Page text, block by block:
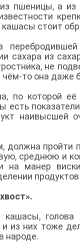
пшеницы, а из
стоит
сахара из
не
то она даже
по которой
есть
наивысшей
пройти
среднюю и
на манер
из них тоже
народе.